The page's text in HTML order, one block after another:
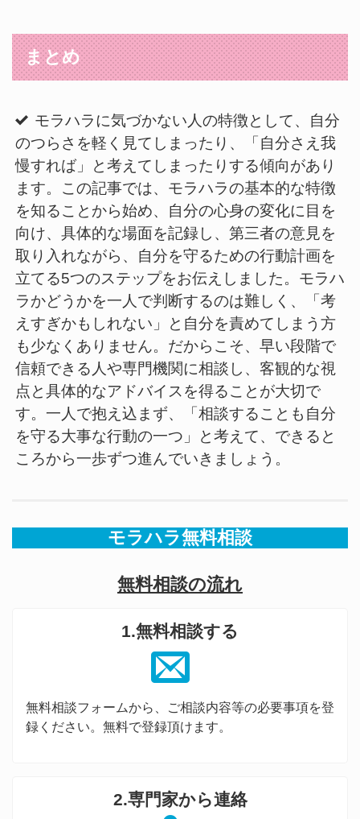
まとめ
モラハラに気づかない人の特徴として、自分
のつらさを軽く見てしまったり、「自分さえ我
慢すれば」と考えてしまったりする傾向があり
ます。この記事では、モラハラの基本的な特徴
を知ることから始め、自分の心身の変化に目を
向け、具体的な場面を記録し、第三者の意見を
取り入れながら、自分を守るための行動計画を
立てる5つのステップをお伝えしました。モラハ
ラかどうかを一人で判断するのは難しく、「考
えすぎかもしれない」と自分を責めてしまう方
も少なくありません。だからこそ、早い段階で
信頼できる人や専門機関に相談し、客観的な視
点と具体的なアドバイスを得ることが大切で
す。一人で抱え込まず、「相談することも自分
を守る大事な行動の一つ」と考えて、できると
ころから一歩ずつ進んでいきましょう。
モラハラ無料相談
無料相談の流れ
1.無料相談する
無料相談フォームから、ご相談内容等の必要事項を登
録ください。無料で登録頂けます。
2.専門家から連絡